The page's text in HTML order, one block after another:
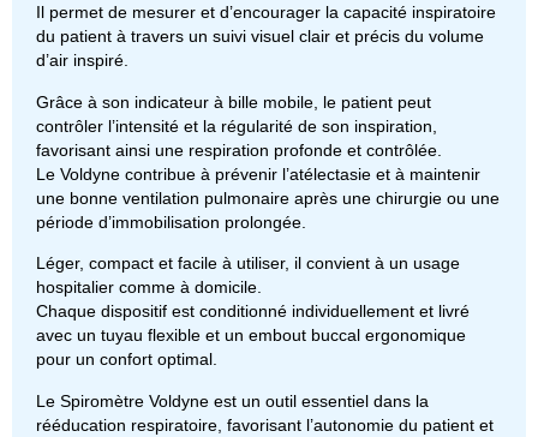
Il permet de mesurer et d’encourager la capacité inspiratoire
du patient à travers un suivi visuel clair et précis du volume
d’air inspiré.
Grâce à son indicateur à bille mobile, le patient peut
contrôler l’intensité et la régularité de son inspiration,
favorisant ainsi une respiration profonde et contrôlée.
Le Voldyne contribue à prévenir l’atélectasie et à maintenir
une bonne ventilation pulmonaire après une chirurgie ou une
période d’immobilisation prolongée.
Léger, compact et facile à utiliser, il convient à un usage
hospitalier comme à domicile.
Chaque dispositif est conditionné individuellement et livré
avec un tuyau flexible et un embout buccal ergonomique
pour un confort optimal.
Le Spiromètre Voldyne est un outil essentiel dans la
rééducation respiratoire, favorisant l’autonomie du patient et